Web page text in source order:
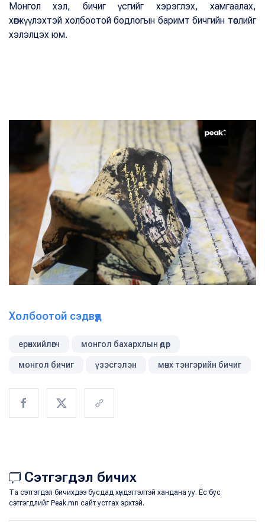
Монгол хэл, бичиг үсгийг хэрэглэх, хамгаалах,
хөгжүүлэхтэй холбоотой бодлогын баримт бичгийн төслийг
хэлэлцэх юм.
Холбоотой сэдвүүд
ерөнхийлөгч монгол бахархлын өдөр
монгол бичиг үзэсгэлэн мөнх тэнгэрийн бичиг
Сэтгэгдэл бичих
Та сэтгэгдэл бичихдээ бусдад хүндэтгэлтэй хандана уу. Ёс бус
сэтгэгдлийг Peak.mn сайт устгах эрхтэй.